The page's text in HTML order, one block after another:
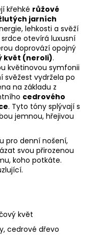
křehké růžové
jarních
lehkosti a svěží
otevírá luxusní
doprovází opojný
květ (neroli).
květinovou symfonii
svěžest vydržela po
na základu z
cedrového
. Tyto tóny splývají s
jemnou, hřejivou
pro denní nošení,
svou přirozenou
koho potkáte.
květ
cedrové dřevo